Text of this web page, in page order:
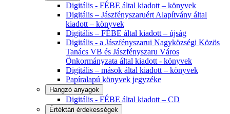
Digitális - FÉBE által kiadott – könyvek
Digitális – Jászfényszaruért Alapítvány által
kiadott – könyvek
Digitális – FÉBE által kiadott – újság
Digitális - a Jászfényszarui Nagyközségi Közös
Tanács VB és Jászfényszaru Város
Önkormányzata által kiadott - könyvek
Digitális – mások által kiadott – könyvek
Papíralapú könyvek jegyzéke
Hangzó anyagok
Digitális - FÉBE által kiadott – CD
Értéktári érdekességek